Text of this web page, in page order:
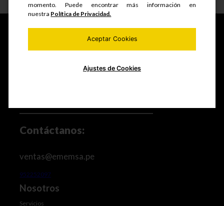
equipos mineros e industriales, trabajos de maestranza
Contáctanos:
ventas@ememsa.pe
952252097
Nosotros
Servicios
momento. Puede encontrar más información en
nuestra Política de Privacidad.
Aceptar Cookies
Ajustes de Cookies